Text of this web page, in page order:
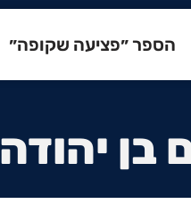
הספר ״פציעה שקופה״
בן יהודה